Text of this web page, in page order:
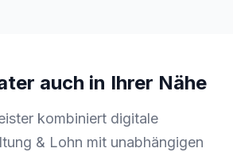
auch in Ihrer Nähe
kombiniert digitale
& Lohn mit unabhängigen